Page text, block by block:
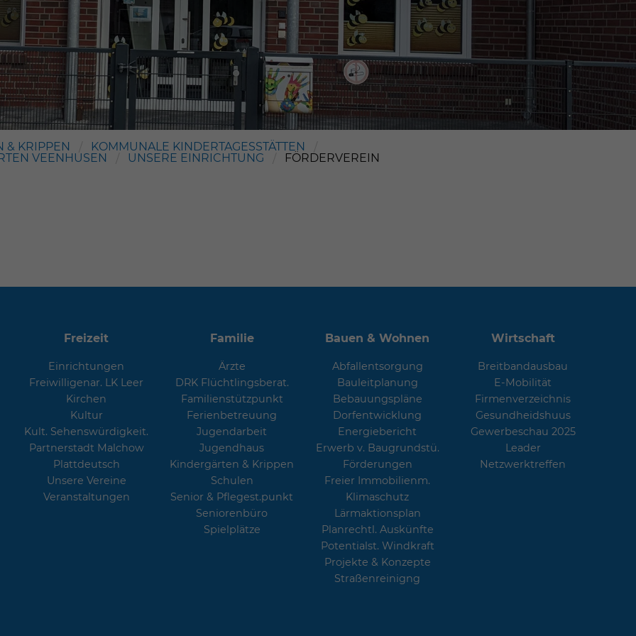
Warsingsfehn
& KRIPPEN
KOMMUNALE KINDERTAGESSTÄTTEN
VEENHUSEN
UNSERE EINRICHTUNG FÖRDERVEREIN
Freizeit
Einrichtungen
Freiwilligenar. LK Leer
Kirchen
Kultur
Kult. Sehenswürdigkeit.
Partnerstadt Malchow
Plattdeutsch
Unsere Vereine
Veranstaltungen
Familie
Ärzte
DRK Flüchtlingsberat.
Familienstützpunkt
Ferienbetreuung
Jugendarbeit
Jugendhaus
Kindergärten & Krippen
Schulen
Senior & Pflegest.punkt
Seniorenbüro
Spielplätze
Bauen & Wohnen
Abfallentsorgung
Bauleitplanung
Bebauungspläne
Dorfentwicklung
Energiebericht
Erwerb v. Baugrundstü.
Förderungen
Freier Immobilienm.
Klimaschutz
Lärmaktionsplan
Planrechtl. Auskünfte
Potentialst. Windkraft
Projekte & Konzepte
Straßenreinigng
Wirtschaft
Breitbandausbau
E-Mobilität
Firmenverzeichnis
Gesundheidshuus
Gewerbeschau 2025
Leader
Netzwerktreffen